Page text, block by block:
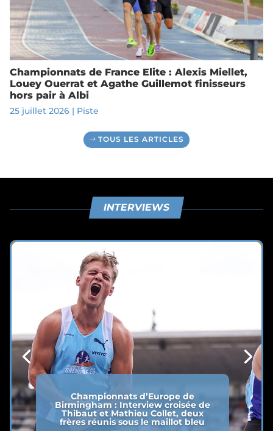
Championnats de France Elite : Alexis Miellet,
Louey Ouerrat et Agathe Guillemot finisseurs
hors pair à Albi
25 juillet 2026| Piste
TOUS LES ARTICLES
INTERVIEWS
Championnats d’Europe de
Birmingham : Interview croisée de
Thibaut et Mathieu Collet, deux
frères réunis sous le maillot bleu